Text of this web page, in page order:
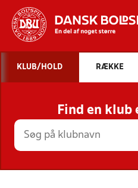
STILLINGER,
KLUB/HOLD RÆKKE
Find en klub